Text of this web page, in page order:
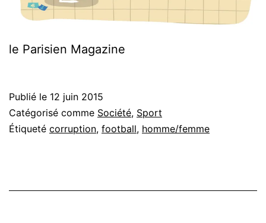
le Parisien Magazine
Publié le 12 juin 2015
Catégorisé comme Société, Sport
Étiqueté corruption, football, homme/femme